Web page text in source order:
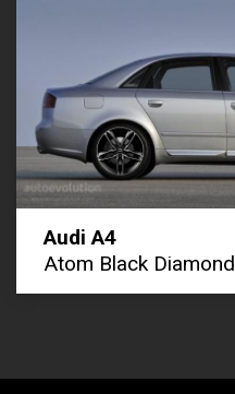
Audi A4
Atom Black Diamond